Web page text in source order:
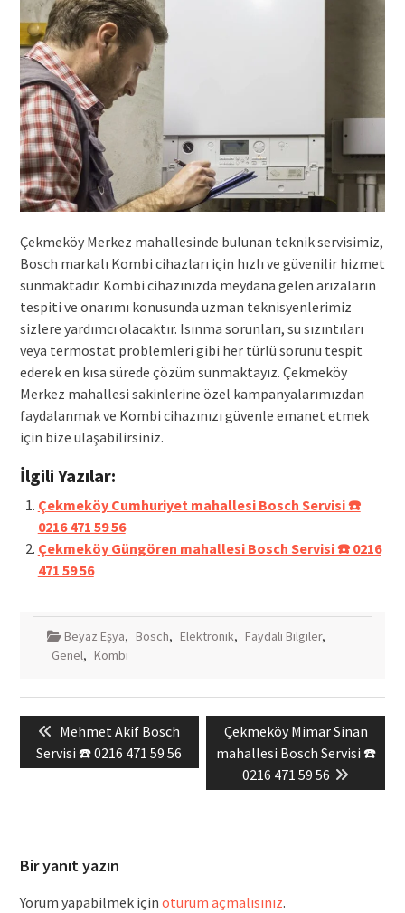
Çekmeköy Merkez mahallesinde bulunan teknik servisimiz,
Bosch markalı Kombi cihazları için hızlı ve güvenilir hizmet
sunmaktadır. Kombi cihazınızda meydana gelen arızaların
tespiti ve onarımı konusunda uzman teknisyenlerimiz
sizlere yardımcı olacaktır. Isınma sorunları, su sızıntıları
veya termostat problemleri gibi her türlü sorunu tespit
ederek en kısa sürede çözüm sunmaktayız. Çekmeköy
Merkez mahallesi sakinlerine özel kampanyalarımızdan
faydalanmak ve Kombi cihazınızı güvenle emanet etmek
için bize ulaşabilirsiniz.
İlgili Yazılar:
Çekmeköy Cumhuriyet mahallesi Bosch Servisi ☎️
0216 471 59 56
Çekmeköy Güngören mahallesi Bosch Servisi ☎️ 0216
471 59 56
Beyaz Eşya, Bosch, Elektronik, Faydalı Bilgiler,
Genel, Kombi
Yazı
gezinmesi
Previous
post:
Mehmet Akif Bosch
Servisi ☎️ 0216 471 59 56
Next
post:
Çekmeköy Mimar Sinan
mahallesi Bosch Servisi ☎️
0216 471 59 56
Bir yanıt yazın
Yorum yapabilmek için oturum açmalısınız.